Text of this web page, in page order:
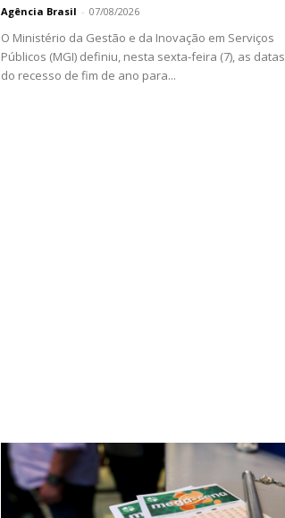
Agência Brasil - 07/08/2026
O Ministério da Gestão e da Inovação em Serviços
Públicos (MGI) definiu, nesta sexta-feira (7), as datas
do recesso de fim de ano para...